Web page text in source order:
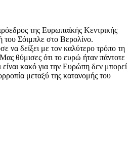
της Ευρωπαϊκής Κεντρικής
του Σόιμπλε στο Βερολίνο.
να δείξει με τον καλύτερο τρόπο τη
θύμισες ότι το ευρώ ήταν πάντοτε
κακό για την Ευρώπη δεν μπορεί
μεταξύ της κατανομής του